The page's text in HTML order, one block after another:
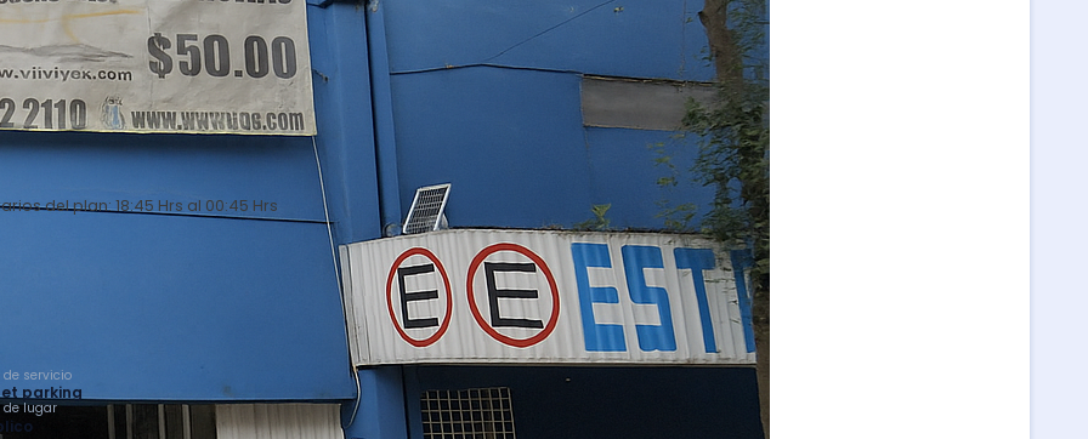
del plan: 18:45 Hrs al 00:45 Hrs
de servicio
parking
de lugar